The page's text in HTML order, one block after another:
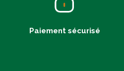
Paiement sécurisé